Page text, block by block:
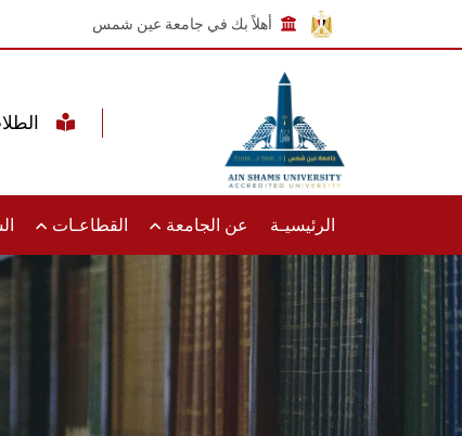
أهلاً بك في جامعة عين شمس
الرئيسيـة عن الجامعة القطاعـات